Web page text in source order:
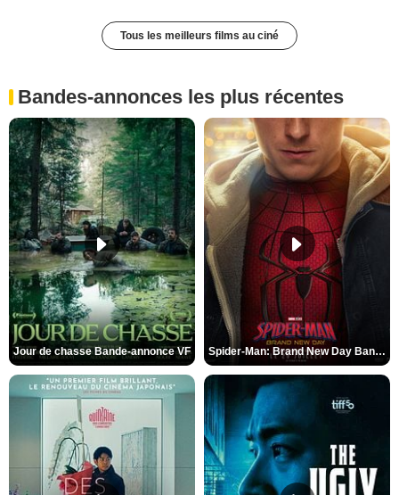
Tous les meilleurs films au ciné
Bandes-annonces les plus récentes
Jour de chasse Bande-annonce VF Spider-Man: Brand New Day Bande-annonce (3) VO STFR